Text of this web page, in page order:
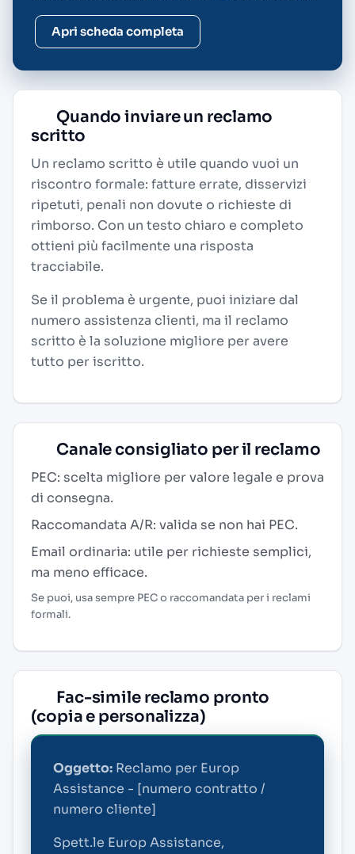
Apri scheda completa
Quando inviare un reclamo
scritto
Un reclamo scritto è utile quando vuoi un
riscontro formale: fatture errate, disservizi
ripetuti, penali non dovute o richieste di
rimborso. Con un testo chiaro e completo
ottieni più facilmente una risposta
tracciabile.
Se il problema è urgente, puoi iniziare dal
numero assistenza clienti, ma il reclamo
scritto è la soluzione migliore per avere
tutto per iscritto.
Canale consigliato per il reclamo
PEC: scelta migliore per valore legale e prova
di consegna.
Raccomandata A/R: valida se non hai PEC.
Email ordinaria: utile per richieste semplici,
ma meno efficace.
Se puoi, usa sempre PEC o raccomandata per i reclami
formali.
Fac-simile reclamo pronto
(copia e personalizza)
Oggetto: Reclamo per Europ
Assistance - [numero contratto /
numero cliente]
Spett.le Europ Assistance,